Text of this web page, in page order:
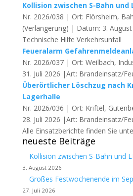
Kollision zwischen S-Bahn und
Nr. 2026/038 | Ort: Flörsheim,
(Verlängerung) | Datum: 3.
Technische Hilfe Verkehrsunfall
Feueralarm
Nr. 2026/037 | Ort: Weilbach,
31. Juli 2026 |Art: Brandeinsatz/
Überörtlicher Löschzug nach
Lagerhalle
Nr. 2026/036 | Ort: Kriftel,
28. Juli 2026 |Art: Brandeinsatz/
Alle Einsatzberichte finden Sie
neueste Beiträge
Kollision zwischen S-Bahn und
3. August 2026
Großes Festwochenende im
27. Juli 2026